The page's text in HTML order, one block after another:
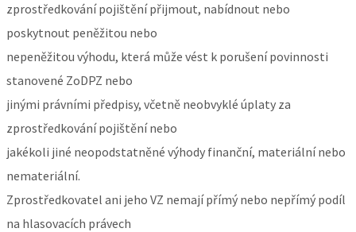
zprostředkování pojištění přijmout, nabídnout nebo
poskytnout peněžitou nebo
nepeněžitou výhodu, která může vést k porušení povinnosti
stanovené ZoDPZ nebo
jinými právními předpisy, včetně neobvyklé úplaty za
zprostředkování pojištění nebo
jakékoli jiné neopodstatněné výhody finanční, materiální nebo
nemateriální.
Zprostředkovatel ani jeho VZ nemají přímý nebo nepřímý podíl
na hlasovacích právech